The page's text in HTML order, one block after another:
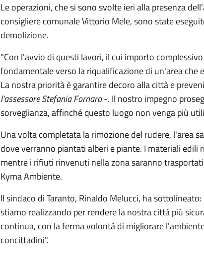
Le operazioni, che si sono svolte ieri alla presenza
consigliere comunale Vittorio Mele, sono state
demolizione.
"Con l'avvio di questi lavori, il cui importo
fondamentale verso la riqualificazione di un'area che
La nostra priorità è garantire decoro alla città e
l’assessore Stefania Fornaro-. Il nostro impegno
sorveglianza, affinché questo luogo non venga più
Una volta completata la rimozione del rudere, l'area
dove verranno piantati alberi e piante. I materiali
mentre i rifiuti rinvenuti nella zona saranno
Kyma Ambiente.
Il sindaco di Taranto, Rinaldo Melucci, ha
stiamo realizzando per rendere la nostra città più
continua, con la ferma volontà di migliorare
concittadini".